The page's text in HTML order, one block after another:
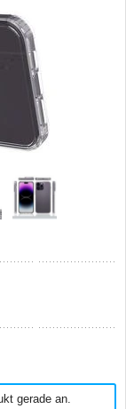
gerade an.